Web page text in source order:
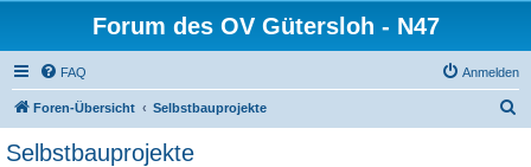
Forum des OV Gütersloh - N47
FAQ Anmelden
Foren-Übersicht Selbstbauprojekte
Selbstbauprojekte